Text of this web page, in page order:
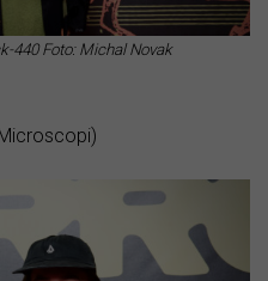
440 Foto: Michal Novak